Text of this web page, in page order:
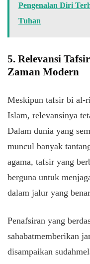
Pengenalan Diri
Tuhan
5. Relevansi
Zaman Modern
Meskipun tafsir bi al-
Islam, relevansinya
Dalam dunia yang
muncul banyak
agama, tafsir yang
berguna untuk
dalam jalur yang benar
Penafsiran yang
sahabatmemberikan
disampaikan sudah